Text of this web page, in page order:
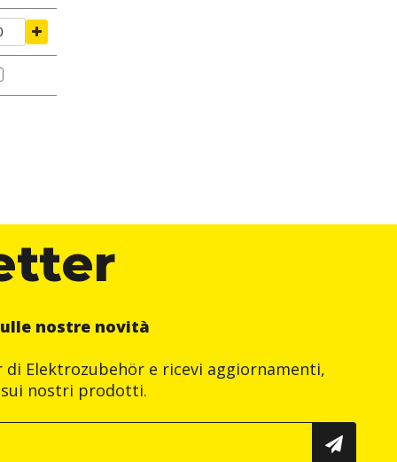
nostre novità
Elektrozubehör e ricevi aggiornamenti,
nostri prodotti.